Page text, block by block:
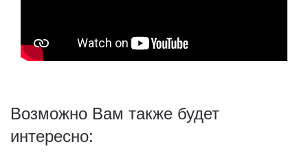
Возможно Вам также будет
интересно: